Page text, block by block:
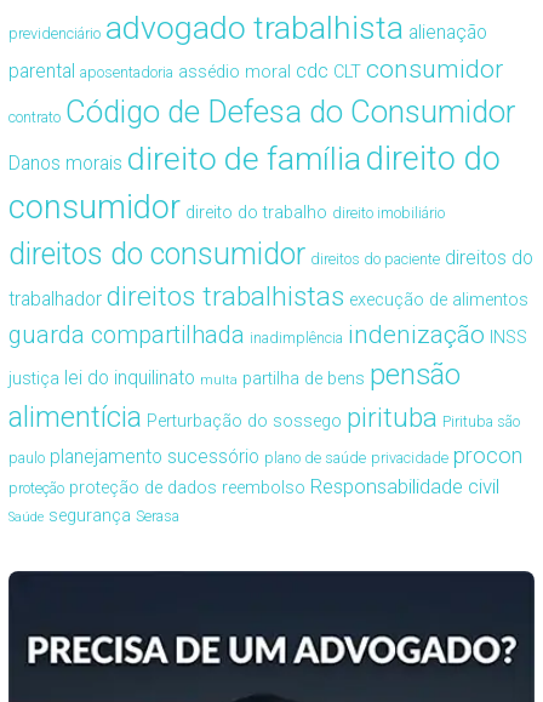
previdenciário advogado trabalhista alienação
parental aposentadoria assédio moral cdc CLT consumidor
contrato Código de Defesa do Consumidor
Danos morais direito de famíliadireito do
consumidor direito do trabalho direito imobiliário
direitos do consumidor direitos do paciente direitos do
trabalhador direitos trabalhistas execução de alimentos
guarda compartilhada inadimplência indenização INSS
justiça lei do inquilinato multa partilha de bens pensão
alimentícia Perturbação do sossego pirituba Pirituba são
paulo planejamento sucessório plano de saúde privacidade procon
proteção proteção de dados reembolso Responsabilidade civil
Saúde segurança Serasa